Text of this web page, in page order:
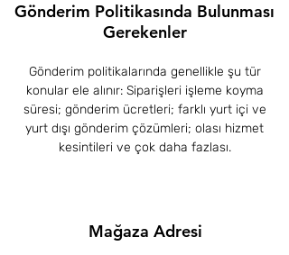
Gönderim Politikasında Bulunması
Gerekenler
Gönderim politikalarında genellikle şu tür
konular ele alınır: Siparişleri işleme koyma
süresi; gönderim ücretleri; farklı yurt içi ve
yurt dışı gönderim çözümleri; olası hizmet
kesintileri ve çok daha fazlası.
Mağaza Adresi